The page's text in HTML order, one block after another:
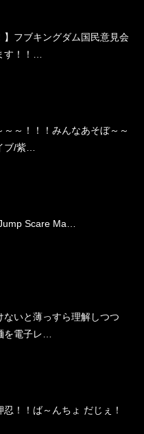
】フブキングダム国民意見会
す！！…
～～！！！みんなあそぼ～～
ブ/紫…
Jump Scare Ma…
ないと薄っすら理解しつつ
を電子レ…
忍！！ば～んちょ だじぇ！